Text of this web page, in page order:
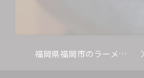
福岡県福岡市のラーメン店の求人なら麺屋 たいそん